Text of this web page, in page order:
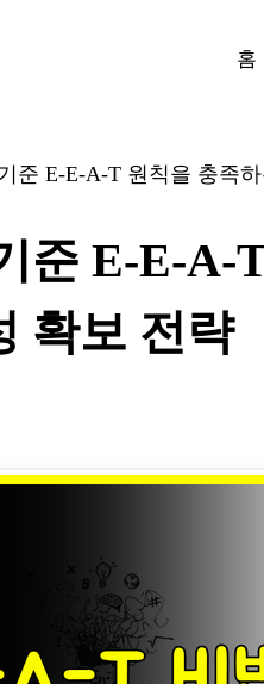
홈
준 E-E-A-T 원칙을 충족
준 E-E-A-
확보 전략